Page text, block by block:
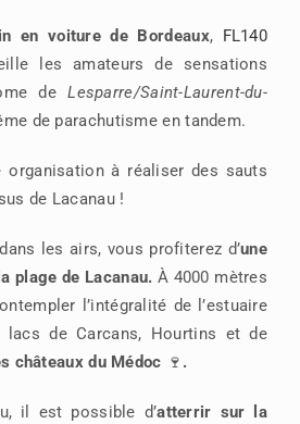
en voiture de Bordeaux, FL140
les amateurs de sensations
deLesparre/Saint-Laurent-du-
de parachutisme en tandem.
à réaliser des sauts
de Lacanau !
les airs, vous profiterez d’une
plage de Lacanau. À 4000 mètres
l’intégralité de l’estuaire
de Carcans, Hourtins et de
châteaux du Médoc 🍷 .
il est possible d’atterrir sur la